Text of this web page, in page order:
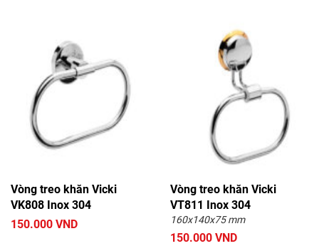
Vòng treo khăn Vicki
VK808 Inox 304
150.000 VND
Vòng treo khăn Vicki
VT811 Inox 304
160x140x75 mm
150.000 VND